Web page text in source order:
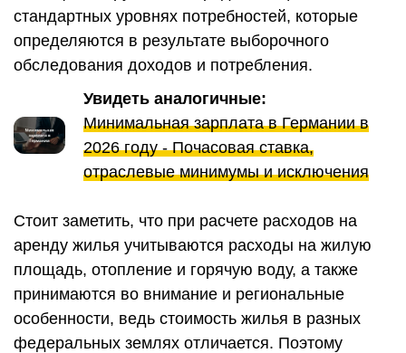
стандартных уровнях потребностей, которые
определяются в результате выборочного
обследования доходов и потребления.
Увидеть аналогичные:
Минимальная зарплата в Германии в
2026 году - Почасовая ставка,
отраслевые минимумы и исключения
Стоит заметить, что при расчете расходов на
аренду жилья учитываются расходы на жилую
площадь, отопление и горячую воду, а также
принимаются во внимание и региональные
особенности, ведь стоимость жилья в разных
федеральных землях отличается. Поэтому